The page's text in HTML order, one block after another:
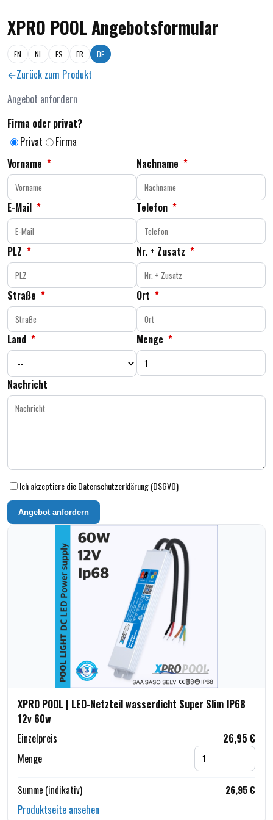
XPRO POOL Angebotsformular
EN NL ES FR DE
Zurück zum Produkt
Angebot anfordern
Firma oder privat?
Privat
Firma
Vorname * Nachname *
E-Mail * Telefon *
PLZ * Nr. + Zusatz *
Straße * Ort *
Land * Menge *
Nachricht
Ich akzeptiere die Datenschutzerklärung (DSGVO)
Angebot anfordern
XPRO POOL | LED-Netzteil wasserdicht Super Slim IP68
12v 60w
Einzelpreis
26,95 €
Menge
Summe (indikativ) 26,95 €
Produktseite ansehen